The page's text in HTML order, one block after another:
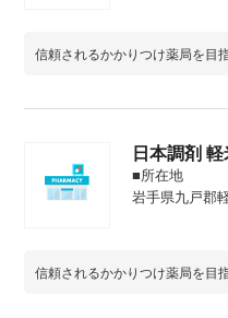
信頼されるかかりつけ薬局を目
日本調剤
■所在地
岩手県九戸郡
信頼されるかかりつけ薬局を目